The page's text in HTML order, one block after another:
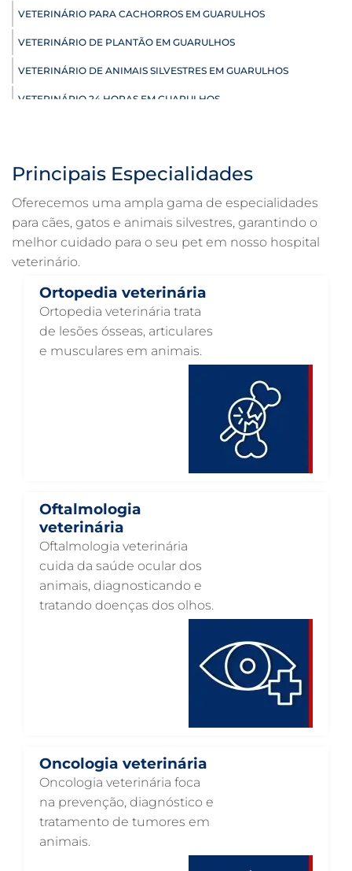
VETERINÁRIO PARA CACHORROS EM GUARULHOS
VETERINÁRIO DE PLANTÃO EM GUARULHOS
VETERINÁRIO DE ANIMAIS SILVESTRES EM GUARULHOS
VETERINÁRIO 24 HORAS EM GUARULHOS
ULTRASSONOGRAFIA PARA CACHORRO EM GUARULHOS
ULTRASSOM VETERINÁRIO EM GUARULHOS
TRATAMENTO DE ANIMAIS EM GUARULHOS
RAIO X VETERINÁRIO EM GUARULHOS
PNEUMOLOGIA VETERINÁRIA EM GUARULHOS
OTOSCOPIA VETERINÁRIA EM GUARULHOS
OTOSCOPIA DIGITAL VETERINÁRIA EM GUARULHOS
OFTALMOLOGIA VETERINÁRIA EM GUARULHOS
NEUROLOGIA ANIMAL EM GUARULHOS
NEFROLOGIA VETERINÁRIA EM GUARULHOS
LABORATÓRIO PET EM GUARULHOS
INTERNAÇÃO VETERINÁRIA EM GUARULHOS
INTENSIVISMO VETERINÁRIO EM GUARULHOS
HOSPITAL PARA ANIMAIS EM GUARULHOS
HEMATOLOGIA VETERINÁRIA EM GUARULHOS
GASTROENTEROLOGIA VETERINÁRIA EM GUARULHOS
Principais Especialidades
Oferecemos uma ampla gama de especialidades
para cães, gatos e animais silvestres, garantindo o
melhor cuidado para o seu pet em nosso hospital
veterinário.
Ortopedia veterinária
Ortopedia veterinária trata
de lesões ósseas, articulares
e musculares em animais.
Oftalmologia
veterinária
Oftalmologia veterinária
cuida da saúde ocular dos
animais, diagnosticando e
tratando doenças dos olhos.
Oncologia veterinária
Oncologia veterinária foca
na prevenção, diagnóstico e
tratamento de tumores em
animais.